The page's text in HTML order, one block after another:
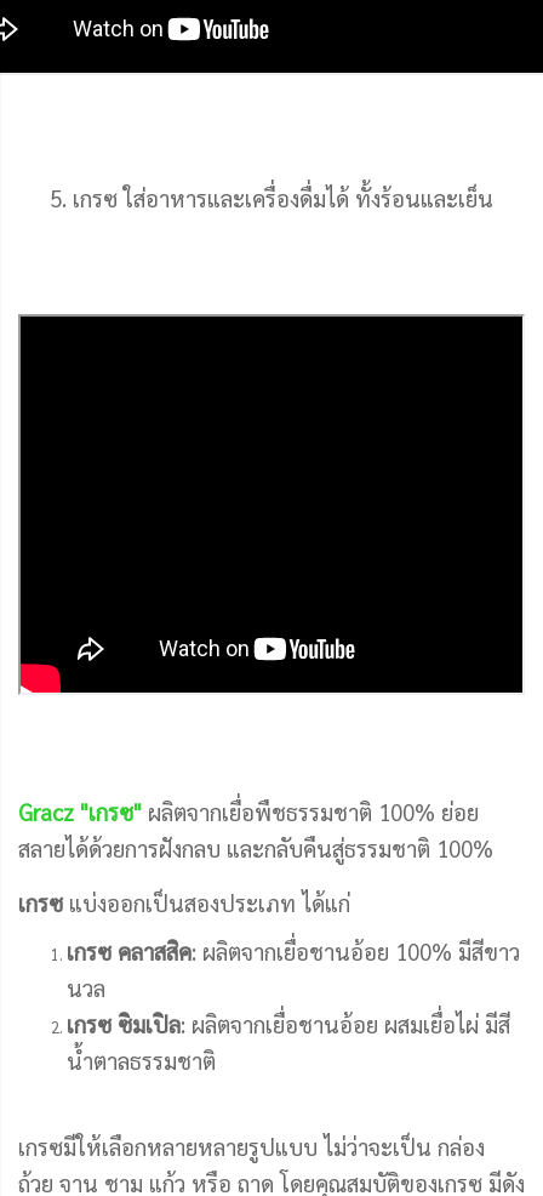
5. เกรซ ใส่อาหารและเครื่องดื่มได้ ทั้งร้อนและเย็น
Gracz "เกรซ" ผลิตจากเยื่อพืชธรรมชาติ 100% ย่อย
สลายได้ด้วยการฝังกลบ และกลับคืนสู่ธรรมชาติ 100%
เกรซแบ่งออกเป็นสองประเภท ได้แก่
เกรซ คลาสสิค: ผลิตจากเยื่อชานอ้อย 100% มีสีขาว
นวล
เกรซ ซิมเปิล: ผลิตจากเยื่อชานอ้อย ผสมเยื่อไผ่ มีสี
น้ำตาลธรรมชาติ
เกรซมีให้เลือกหลายหลายรูปแบบ ไม่ว่าจะเป็น กล่อง
ถ้วย จาน ชาม แก้ว หรือ ถาด โดยคุณสมบัติของเกรซ มีดัง